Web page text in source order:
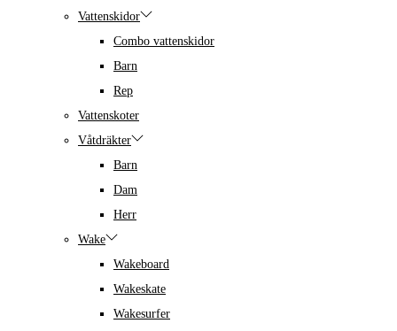
Vattenskidor
Combo vattenskidor
Barn
Rep
Vattenskoter
Våtdräkter
Barn
Dam
Herr
Wake
Wakeboard
Wakeskate
Wakesurfer